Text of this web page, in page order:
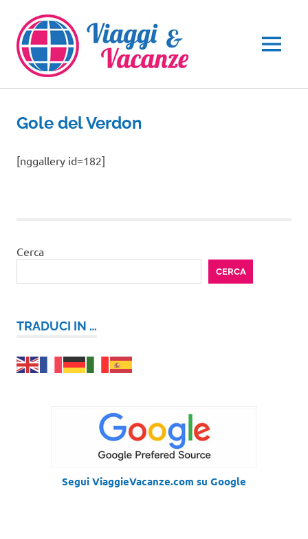
contenuto
MENU
Gole del Verdon
[nggallery id=182]
Cerca
CERCA
TRADUCI IN …
Segui ViaggieVacanze.com su Google